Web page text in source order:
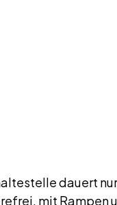
dauert
mit Rampen